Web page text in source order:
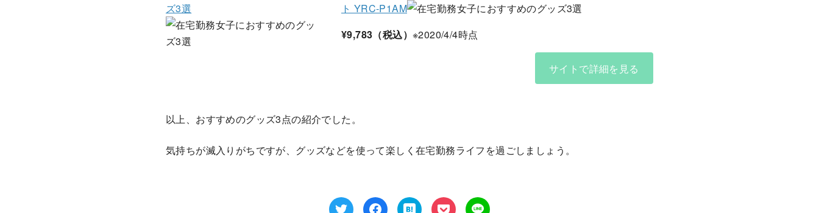
ト YRC-P1AM
¥9,783（税込） ※2020/4/4時点
サイトで詳細を見る
以上、おすすめのグッズ3点の紹介でした。
気持ちが滅入りがちですが、グッズなどを使って楽しく在宅勤務ライフを過ごしましょう。